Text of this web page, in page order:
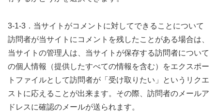
3-1-3．当サイトがコメントに対してできることについて
訪問者が当サイトにコメントを残したことがある場合は、
当サイトの管理人は、当サイトが保存する訪問者について
の個人情報（提供したすべての情報を含む）をエクスポー
トファイルとして訪問者が「受け取りたい」というリクエ
ストに応えることが出来ます。その際、訪問者のメールア
ドレスに確認のメールが送られます。